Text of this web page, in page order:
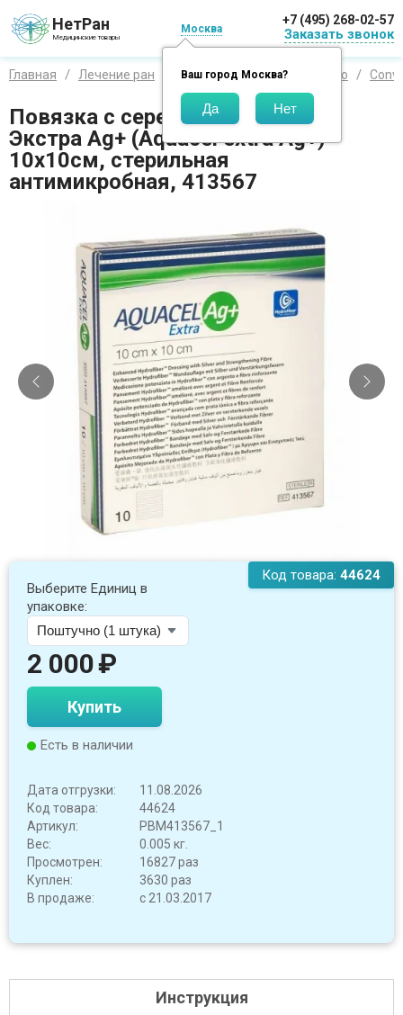
НетРан
Медицинские товары
Москва
Ваш город Москва?
+7 (495) 268-02-57
Заказать звонок
Главная Лечение ран Средства по производителю
Повязка с серебром Аквасель
Экстра Ag+ (Aquacel extra Ag+)
10х10см, стерильная
антимикробная, 413567
Код товара: 44624
Выберите Единиц в
упаковке:
2 000₽
Купить
Есть в наличии
Дата отгрузки:
11.08.2026
Код товара:
44624
Артикул:
PBM413567_1
Вес:
0.005 кг.
Просмотрен:
16827 раз
Куплен:
3630 раз
В продаже:
с 21.03.2017
Инструкция